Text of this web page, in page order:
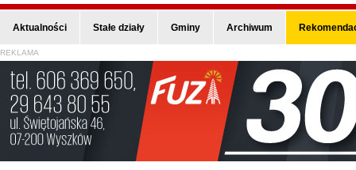
Aktualności Stałe działy Gminy Archiwum
REKLAMA